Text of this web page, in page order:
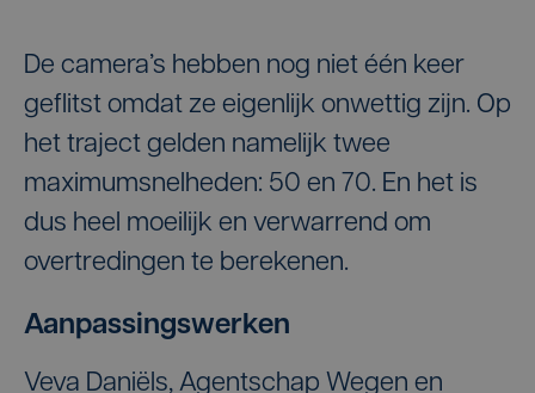
De camera’s hebben nog niet één keer
geflitst omdat ze eigenlijk onwettig zijn. Op
het traject gelden namelijk twee
maximumsnelheden: 50 en 70. En het is
dus heel moeilijk en verwarrend om
overtredingen te berekenen.
Aanpassingswerken
Veva Daniëls, Agentschap Wegen en